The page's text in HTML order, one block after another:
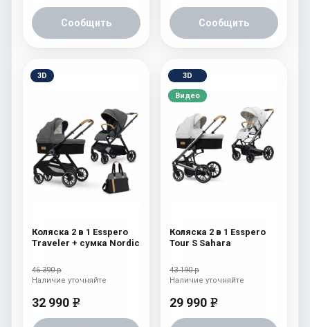
Сообщить Сообщить
3D
Коляска 2 в 1 Esspero
Traveler + сумка Nordic
46 390 р
32 990 e
Наличие уточняйте
3D
Видео
Коляска 2 в 1 Esspero
Tour S Sahara
43 190 р
29 990 e
Наличие уточняйте